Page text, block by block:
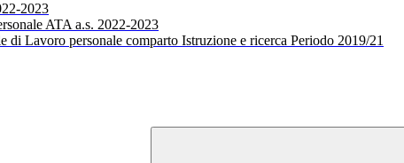
2023
ATA a.s. 2022-2023
di Lavoro personale comparto Istruzione e ricerca Periodo 2019/21